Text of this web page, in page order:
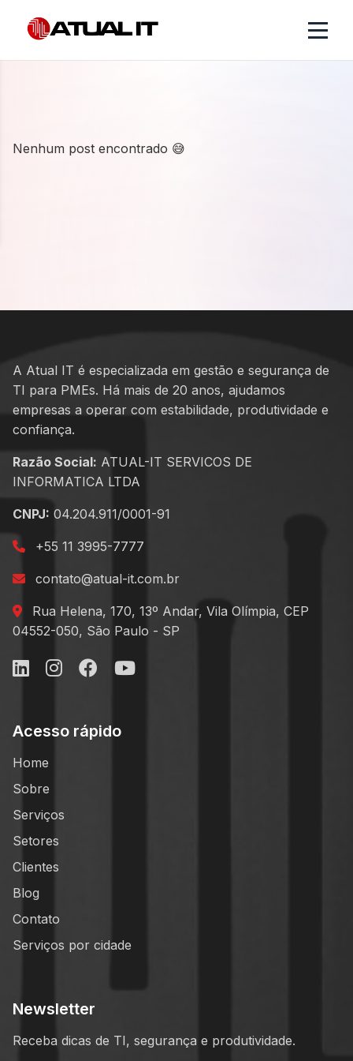
Nenhum post encontrado 😅
A Atual IT é especializada em gestão e segurança de
TI para PMEs. Há mais de 20 anos, ajudamos
empresas a operar com estabilidade, produtividade e
confiança.
Razão Social: ATUAL-IT SERVICOS DE
INFORMATICA LTDA
CNPJ: 04.204.911/0001-91
+55 11 3995-7777
contato@atual-it.com.br
Rua Helena, 170, 13º Andar, Vila Olímpia, CEP
04552-050, São Paulo - SP
Acesso rápido
Home
Sobre
Serviços
Setores
Clientes
Blog
Contato
Serviços por cidade
Newsletter
Receba dicas de TI, segurança e produtividade.